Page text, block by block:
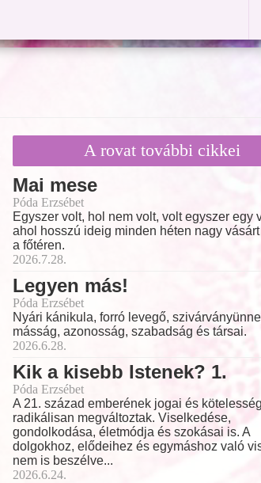
A rovat további cikkei
Mai mese
Póda Erzsébet
Egyszer volt, hol nem volt, volt egyszer egy
ahol hosszú ideig minden héten nagy
a főtéren.
2026.7.28.
Legyen más!
Póda Erzsébet
Nyári kánikula, forró levegő,
másság, azonosság, szabadság és társai.
2026.6.28.
Kik a kisebb Istenek? 1.
Póda Erzsébet
A 21. század emberének jogai és
radikálisan megváltoztak. Viselkedése,
gondolkodása, életmódja és szokásai is. A
dolgokhoz, elődeihez és egymáshoz való
nem is beszélve...
2026.6.24.